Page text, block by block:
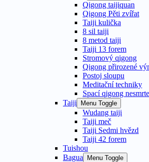
Qigong taijiquan
Qigong Pěti zvířat
Taiji kulička
8 sil taiji
8 metod taiji
Taiji 13 forem
Stromový qigong
Qigong přirozené
Postoj sloupu
Meditační techniky
Spací qigong
Taiji
Menu Toggle
Wudang taiji
Taiji meč
Taiji Sedmi hvězd
Taiji 42 forem
Tuishou
Bagua
Menu Toggle